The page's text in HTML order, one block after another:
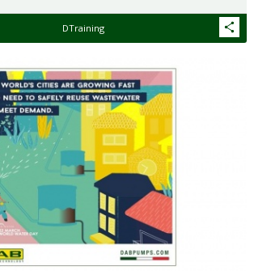
DTraining